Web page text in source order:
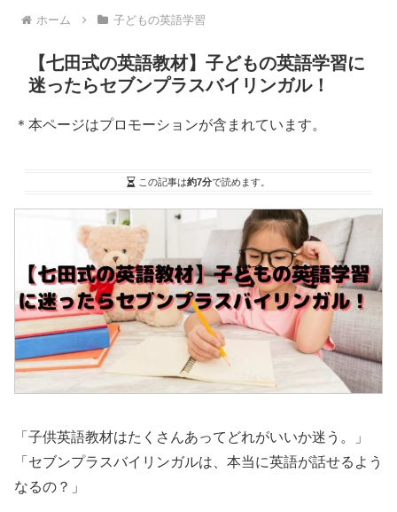
ホーム 子どもの英語学習
【七田式の英語教材】子どもの英語学習に
迷ったらセブンプラスバイリンガル！
＊本ページはプロモーションが含まれています。
この記事は約7分で読めます。
「子供英語教材はたくさんあってどれがいいか迷う。」
「セブンプラスバイリンガルは、本当に英語が話せるよう
なるの？」